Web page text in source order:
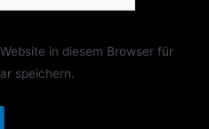
in diesem Browser für
speichern.